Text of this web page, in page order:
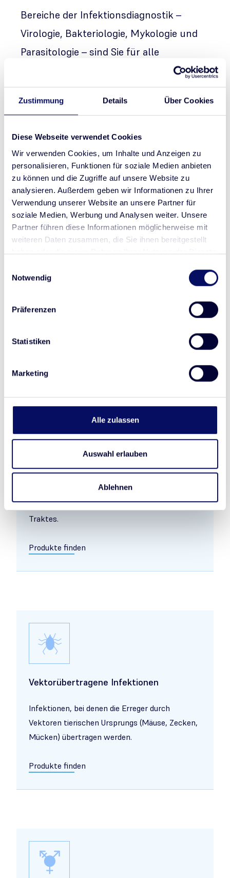
Zustimmung Details Über Cookies
Diese Webseite verwendet Cookies
Wir verwenden Cookies, um Inhalte und Anzeigen zu
personalisieren, Funktionen für soziale Medien anbieten
zu können und die Zugriffe auf unsere Website zu
analysieren. Außerdem geben wir Informationen zu Ihrer
Verwendung unserer Website an unsere Partner für
soziale Medien, Werbung und Analysen weiter. Unsere
Partner führen diese Informationen möglicherweise mit
weiteren Daten zusammen, die Sie ihnen bereitgestellt
haben oder die sie im Rahmen Ihrer Nutzung der Dienste
Notwendig
Präferenzen
Statistiken
Marketing
Alle zulassen
Auswahl erlauben
Ablehnen
Bereiche der Infektionsdiagnostik –
Virologie, Bakteriologie, Mykologie und
Parasitologie – sind Sie für alle
Respiratorische
Infektionen
pathogene
Produkte finden
entzündliche Infektionen des Magen-Darm-
Traktes.
Produkte finden
Vektorübertragene Infektionen
Infektionen, bei denen die Erreger durch
Vektoren tierischen Ursprungs (Mäuse, Zecken,
Mücken) übertragen werden.
Produkte finden